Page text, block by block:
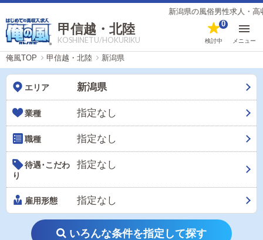
新潟県の風俗男性求人・高収入
甲信越・北陸
KOSHINETU/HOKURIKU 検討中
0
メニュー
俺風TOP 甲信越・北陸 新潟県
エリア 新潟県
業種 指定なし
職種 指定なし
待遇･こだわ
り
指定なし
雇用形態 指定なし
いろんな条件を指定して探す